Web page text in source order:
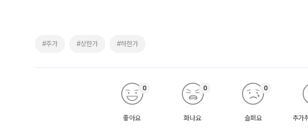
#주가 #상한가 #하한가
좋아요
0
화나요
0
슬퍼요
0
추가